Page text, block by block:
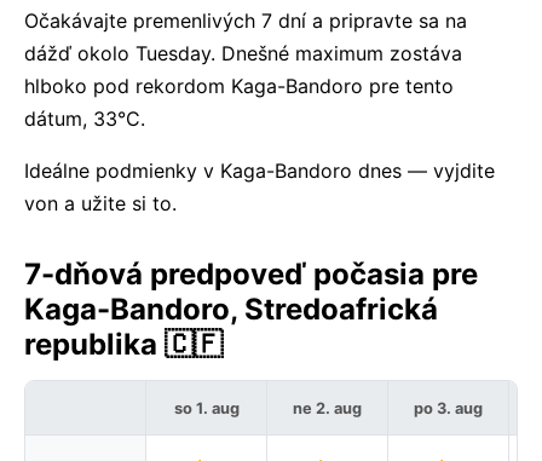
Očakávajte premenlivých 7 dní a pripravte sa na
dážď okolo Tuesday. Dnešné maximum zostáva
hlboko pod rekordom Kaga-Bandoro pre tento
dátum, 33°C.
Ideálne podmienky v Kaga-Bandoro dnes — vyjdite
von a užite si to.
7-dňová predpoveď počasia pre
Kaga-Bandoro, Stredoafrická
republika 🇨🇫
so 1. aug ne 2. aug po 3. aug